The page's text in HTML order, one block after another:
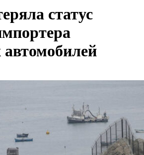
статус